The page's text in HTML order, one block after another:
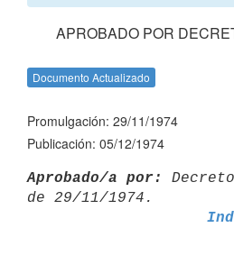
APROBADO POR
Documento Actualizado
Promulgación: 29/11/1974
Publicación: 05/12/1974
Aprobado/a por: